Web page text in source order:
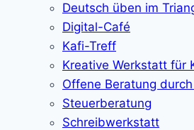
Deutsch üben im
Digital-Café
Kafi-Treff
Kreative Werkstatt für
Offene Beratung
Steuerberatung
Schreibwerkstatt